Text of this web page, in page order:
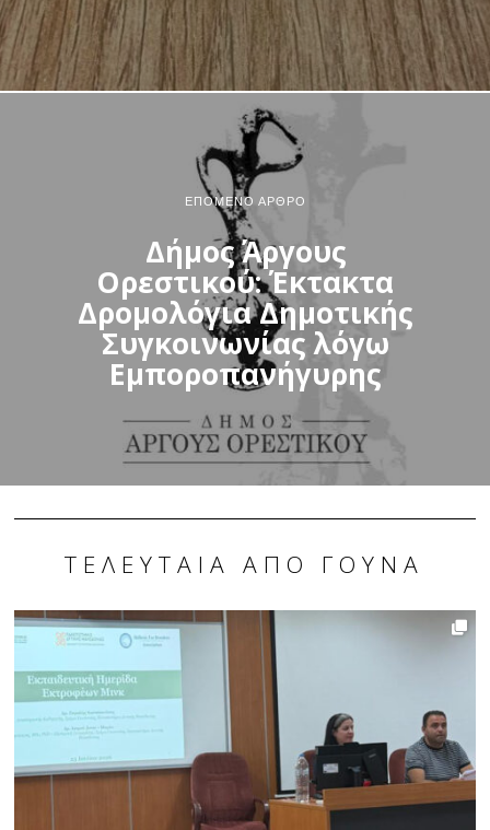
ΕΠΌΜΕΝΟ ΆΡΘΡΟ
Δήμος Άργους
Ορεστικού: Έκτακτα
Δρομολόγια Δημοτικής
Συγκοινωνίας λόγω
Εμποροπανήγυρης
ΤΕΛΕΥΤΑΊΑ ΑΠΌ ΓΟΎΝΑ